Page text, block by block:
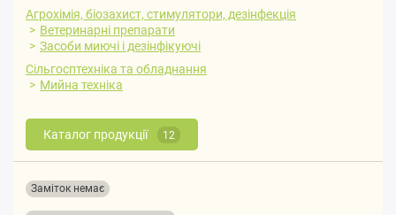
Агрохімія, біозахист, стимулятори, дезінфекція
Ветеринарні препарати
Засоби миючі і дезінфікуючі
Сільгосптехніка та обладнання
Мийна техніка
Каталог продукції 12
Заміток немає